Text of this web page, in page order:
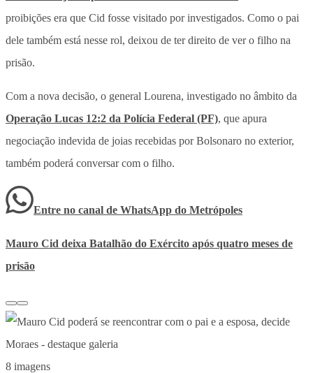
proibições era que Cid fosse visitado por investigados. Como o pai
dele também está nesse rol, deixou de ter direito de ver o filho na
prisão.
Com a nova decisão, o general Lourena, investigado no âmbito da
Operação Lucas 12:2 da Polícia Federal (PF), que apura
negociação indevida de joias recebidas por Bolsonaro no exterior,
também poderá conversar com o filho.
Entre no canal de WhatsApp do Metrópoles
Mauro Cid deixa Batalhão do Exército após quatro meses de
prisão
8 imagens